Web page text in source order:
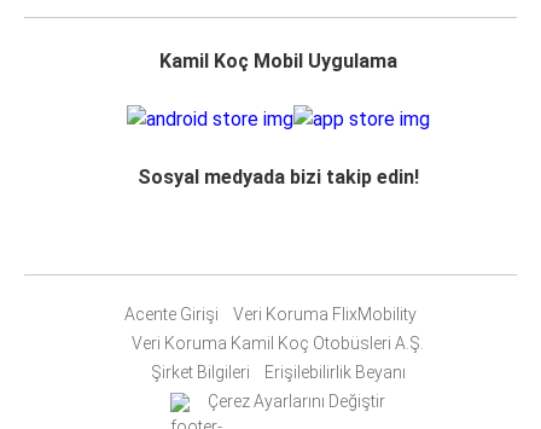
Kamil Koç Mobil Uygulama
Sosyal medyada bizi takip edin!
Acente Girişi
Veri Koruma FlixMobility
Veri Koruma Kamil Koç Otobüsleri A.Ş.
Şirket Bilgileri
Erişilebilirlik Beyanı
Çerez Ayarlarını Değiştir